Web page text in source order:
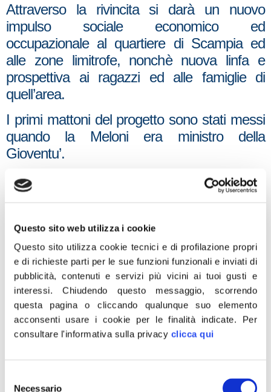
Questo sito web utilizza i cookie
Questo sito utilizza cookie tecnici e di profilazione propri
e di richieste parti per le sue funzioni funzionali e inviati di
pubblicità, contenuti e servizi più vicini ai tuoi gusti e
interessi.Chiudendo questo messaggio, scorrendo
questa pagina o cliccando qualunque suo elemento
acconsenti usare i cookie per le finalità indicate. Per
consultare l'informativa sulla privacy clicca qui
Necessario
Attraverso la rivincita si darà un nuovo
impulso sociale economico ed
occupazionale al quartiere di Scampia ed
alle zone limitrofe, nonchè nuova linfa e
prospettiva ai ragazzi ed alle famiglie di
quell’area.
I primi mattoni del progetto sono stati messi
quando la Meloni era ministro della
Gioventu’.
“Il progetto “non e’ un ‘Faremo’, ma lo step di
un percorso gia’ avviato quando ero Ministro
All’epoca tentammo di dare una mano
quando, dopo aver incontrato Maddaloni, ci
spiegò che tenevano in piedi le loro strutture,
destinate ai ragazzi del quartiere di Scampia,
autotassandosi”.
“Mi schiero a sostegno di Caldoro – ha detto
Maddaloni, che da anni porta avanti a
ragazzi lontano dalla strada – Dalla sinistra